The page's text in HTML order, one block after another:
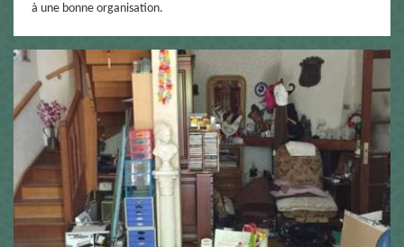
à une bonne organisation.